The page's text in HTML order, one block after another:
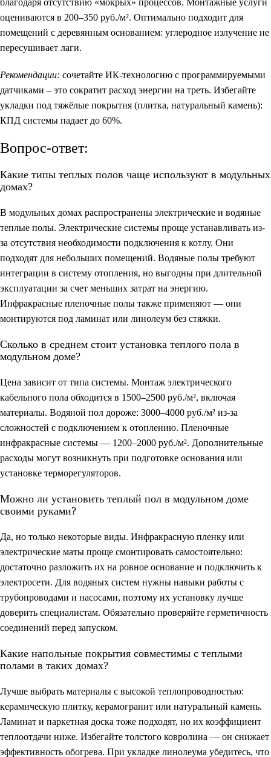
оцениваются в 200–350 руб./м². Оптимально подходит для
помещений с деревянным основанием: углеродное излучение не
пересушивает лаги.
Рекомендации: сочетайте ИК-технологию с программируемыми
датчиками – это сократит расход энергии на треть. Избегайте
укладки под тяжёлые покрытия (плитка, натуральный камень):
КПД системы падает до 60%.
Вопрос-ответ:
Какие типы теплых полов чаще используют в модульных
домах?
В модульных домах распространены электрические и водяные
теплые полы. Электрические системы проще устанавливать из-
за отсутствия необходимости подключения к котлу. Они
подходят для небольших помещений. Водяные полы требуют
интеграции в систему отопления, но выгодны при длительной
эксплуатации за счет меньших затрат на энергию.
Инфракрасные пленочные полы также применяют — они
монтируются под ламинат или линолеум без стяжки.
Сколько в среднем стоит установка теплого пола в
модульном доме?
Цена зависит от типа системы. Монтаж электрического
кабельного пола обходится в 1500–2500 руб./м², включая
материалы. Водяной пол дороже: 3000–4000 руб./м² из-за
сложностей с подключением к отоплению. Пленочные
инфракрасные системы — 1200–2000 руб./м². Дополнительные
расходы могут возникнуть при подготовке основания или
установке терморегуляторов.
Можно ли установить теплый пол в модульном доме
своими руками?
Да, но только некоторые виды. Инфракрасную пленку или
электрические маты проще смонтировать самостоятельно:
достаточно разложить их на ровное основание и подключить к
электросети. Для водяных систем нужны навыки работы с
трубопроводами и насосами, поэтому их установку лучше
доверить специалистам. Обязательно проверяйте герметичность
соединений перед запуском.
Какие напольные покрытия совместимы с теплыми
полами в таких домах?
Лучше выбрать материалы с высокой теплопроводностью:
керамическую плитку, керамогранит или натуральный камень.
Ламинат и паркетная доска тоже подходят, но их коэффициент
теплоотдачи ниже. Избегайте толстого ковролина — он снижает
эффективность обогрева. При укладке линолеума убедитесь, что